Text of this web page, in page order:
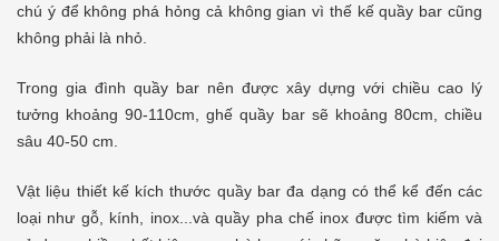
chú ý để không phá hỏng cả không gian vì thế kế quầy bar cũng
không phải là nhỏ.
Trong gia đình quầy bar nên được xây dựng với chiều cao lý
tưởng khoảng 90-110cm, ghế quầy bar sẽ khoảng 80cm, chiều
sâu 40-50 cm.
Vật liệu thiết kế kích thước quầy bar đa dạng có thể kể đến các
loại như gỗ, kính, inox...và quầy pha chế inox được tìm kiếm và